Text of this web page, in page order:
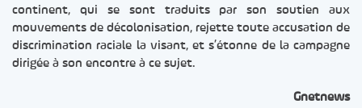
continent, qui se sont traduits par son soutien aux
mouvements de décolonisation, rejette toute accusation de
discrimination raciale la visant, et s’étonne de la campagne
dirigée à son encontre à ce sujet.
Gnetnews